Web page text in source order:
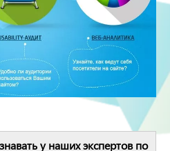
у наших экспертов по